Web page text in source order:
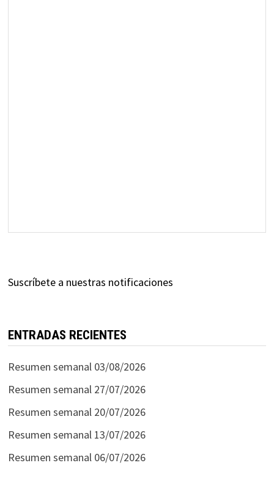
Suscríbete a nuestras notificaciones
ENTRADAS RECIENTES
Resumen semanal 03/08/2026
Resumen semanal 27/07/2026
Resumen semanal 20/07/2026
Resumen semanal 13/07/2026
Resumen semanal 06/07/2026